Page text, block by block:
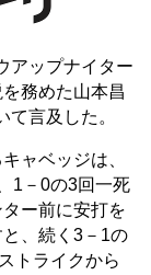
アップナイター
務めた山本昌
言及した。
ャベッジは、
1－0の3回一死
ー前に安打を
、続く3－1の
トライクから